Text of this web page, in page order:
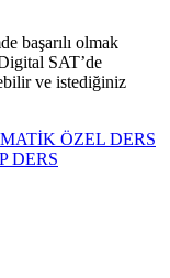
başarılı olmak
SAT’de
ve istediğiniz
ÖZEL DERS
DERS